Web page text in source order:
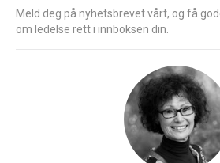
Meld deg på nyhetsbrevet vårt, og få
om ledelse rett i innboksen din.